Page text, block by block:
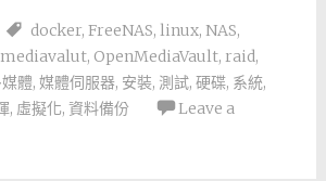
docker, FreeNAS, linux, NAS,
, OpenMediaVault, raid,
體, 媒體伺服器, 安裝, 測試, 硬碟, 系統,
, 虛擬化, 資料備份
Leave a